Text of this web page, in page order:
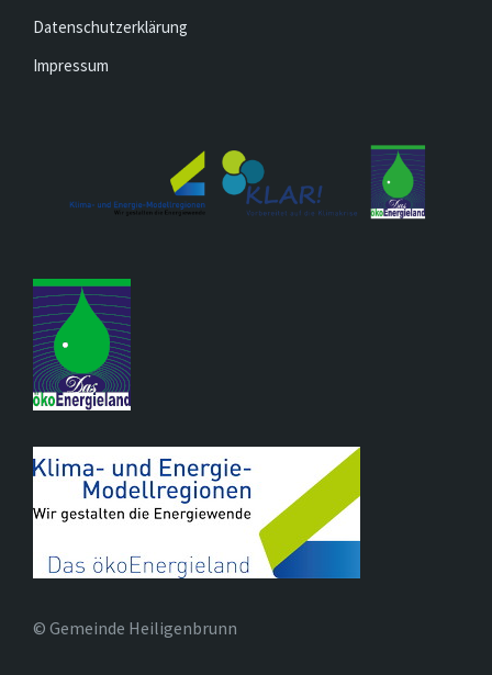
Datenschutzerklärung
Impressum
© Gemeinde Heiligenbrunn